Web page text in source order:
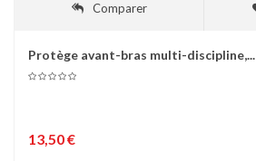
Comparer
Protège avant-bras multi-discipline,...
13,50 €